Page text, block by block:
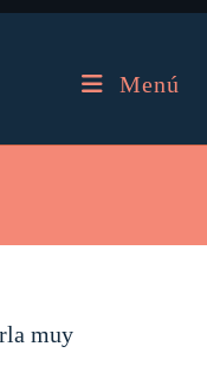
Menú
muy